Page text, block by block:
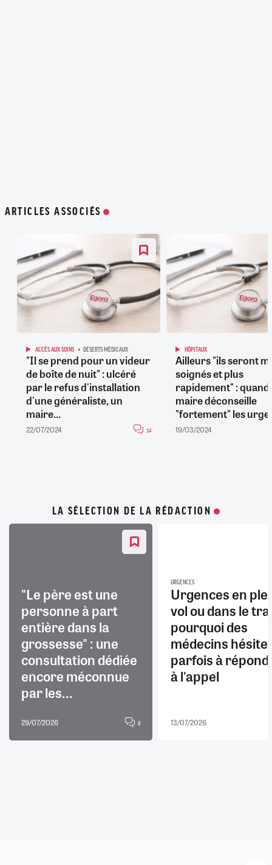
ARTICLES ASSOCIÉS
ACCÈS AUX SOINS DÉSERTS MÉDICAUX
"Il se prend pour un videur
de boîte de nuit" : ulcéré
par le refus d'installation
d'une généraliste, un
maire...
22/07/2024 14
HÔPITAUX
Ailleurs "ils seront
soignés et plus
rapidement" : quand
maire déconseille
"fortement" les
19/03/2024
LA SÉLECTION DE LA RÉDACTION
"Le père est une
personne à part
entière dans la
grossesse" : une
consultation dédiée
encore méconnue
par les...
29/07/2026 8
URGENCES
Urgences en
vol ou dans le
pourquoi des
médecins
parfois à
à l'appel
13/07/2026